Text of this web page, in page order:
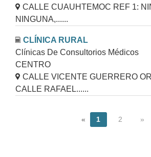
CALLE CUAUHTEMOC REF 1:
NINGUNA,......
CLÍNICA RURAL
Clínicas De Consultorios Médicos
CENTRO
CALLE VICENTE GUERRERO
CALLE RAFAEL......
« 1 2 »